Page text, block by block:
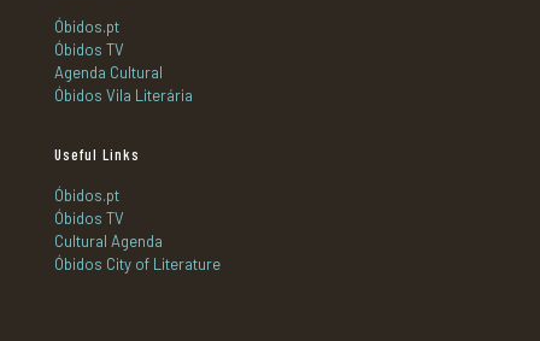
Óbidos.pt
Óbidos TV
Agenda Cultural
Óbidos Vila Literária
Useful Links
Óbidos.pt
Óbidos TV
Cultural Agenda
Óbidos City of Literature